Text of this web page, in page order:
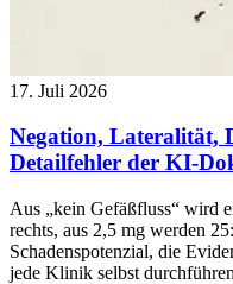
17. Juli 2026
Negation, Lateralität,
Detailfehler der KI-
Aus „kein Gefäßfluss“ wird
rechts, aus 2,5 mg werden
Schadenspotenzial, die
jede Klinik selbst